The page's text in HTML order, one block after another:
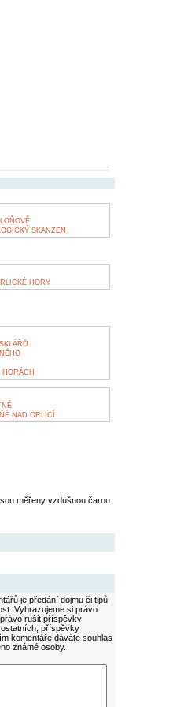
SKANZEN
HORY
NAD ORLICÍ
měřeny vzdušnou čarou.
je předání dojmu či tipů
Vyhrazujeme si právo
rušit příspěvky
příspěvky
komentáře dáváte souhlas
známé osoby.